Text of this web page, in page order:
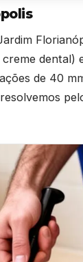
dental)
de 40